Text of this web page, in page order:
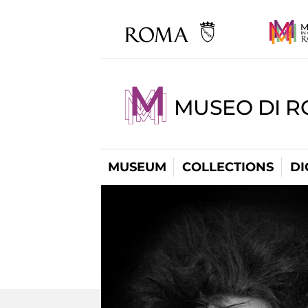
MUSEO DI
MUSEUM COLLECTIONS